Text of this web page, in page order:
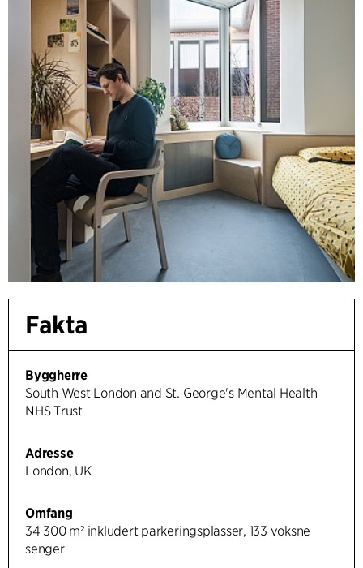
Fakta
Byggherre
South West London and St. George's Mental Health
NHS Trust
Adresse
London, UK
Omfang
34 300 m² inkludert parkeringsplasser, 133 voksne
senger